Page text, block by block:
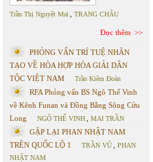
Trần Thị Nguyệt Mai TRANG CHÂU
Đọc thêm
PHỎNG VẤN TRÍ TUỆ NHÂN
TẠO VỀ HÒA HỢP HÒA GIẢI DÂN
TỘC VIỆT NAM
Trần Kiêm Đoàn
RFA Phỏng vấn BS Ngô Thế Vinh
về Kênh Funan và Đồng Bằng Sông Cửu
Long
NGÔ THẾ VINH MAI TRẦN
GẶP LẠI PHAN NHẬT NAM
TRÊN QUỐC LỘ 1
TRẦN VŨ
PHAN
NHẬT NAM